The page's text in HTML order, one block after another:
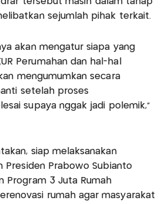
sejumlah pihak terkait.
akan mengatur siapa yang
Perumahan dan hal-hal
mengumumkan secara
setelah proses
supaya nggak jadi polemik,"
siap melaksanakan
Presiden Prabowo Subianto
Program 3 Juta Rumah
rumah agar masyarakat